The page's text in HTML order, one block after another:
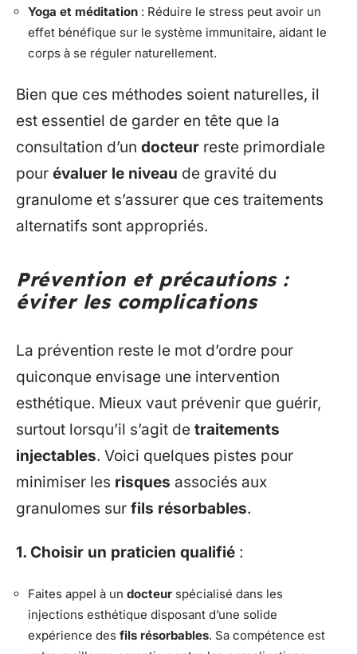
Yoga et méditation : Réduire le stress peut avoir un
effet bénéfique sur le système immunitaire, aidant le
corps à se réguler naturellement.
Bien que ces méthodes soient naturelles, il
est essentiel de garder en tête que la
consultation d’un docteur reste primordiale
pour évaluer le niveau de gravité du
granulome et s’assurer que ces traitements
alternatifs sont appropriés.
Prévention et précautions :
éviter les complications
La prévention reste le mot d’ordre pour
quiconque envisage une intervention
esthétique. Mieux vaut prévenir que guérir,
surtout lorsqu’il s’agit de traitements
injectables. Voici quelques pistes pour
minimiser les risques associés aux
granulomes sur fils résorbables.
1. Choisir un praticien qualifié :
Faites appel à un docteur spécialisé dans les
injections esthétique disposant d’une solide
expérience des fils résorbables. Sa compétence est